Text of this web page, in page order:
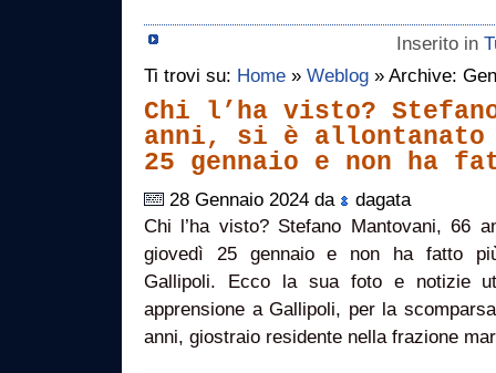
Inserito in
Ti trovi su: Home » Weblog » Archive:
Chi l’ha visto?
anni, si è allontanato
25 gennaio e non ha
28 Gennaio 2024 da
dagata
Chi l’ha visto? Stefano Mantovani, 66
giovedì 25 gennaio e non ha fatto
Gallipoli. Ecco la sua foto e notizie
apprensione a Gallipoli, per la
anni, giostraio residente nella frazione